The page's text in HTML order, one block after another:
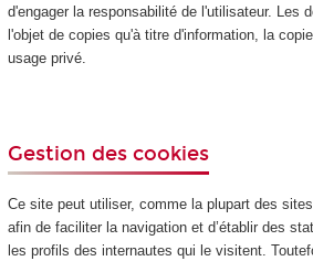
d'engager la responsabilité de l'utilisateur. Les
l'objet de copies qu'à titre d'information, la
usage privé.
Gestion des cookies
Ce site peut utiliser, comme la plupart des
afin de faciliter la navigation et d’établir des
les profils des internautes qui le visitent.